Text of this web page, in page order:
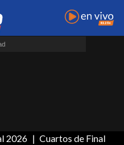
2026 Cuartos de Final